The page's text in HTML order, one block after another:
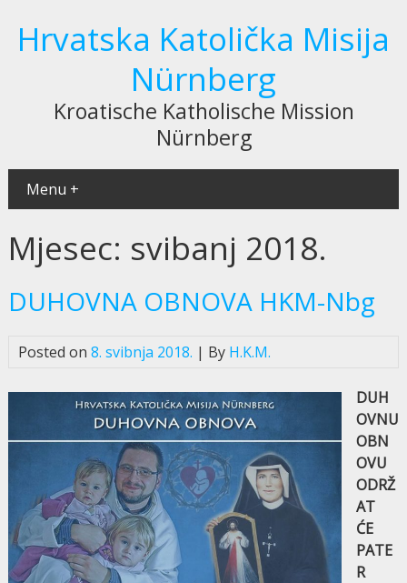
Hrvatska Katolička Misija
Nürnberg
Kroatische Katholische Mission
Nürnberg
Menu +
Mjesec: svibanj 2018.
DUHOVNA OBNOVA HKM-Nbg
Posted on 8. svibnja 2018. | By H.K.M.
DUH
OVNU
OBN
OVU
ODRŽ
AT
ĆE
PATE
R